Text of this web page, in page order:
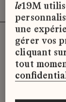
Désolé, il
d’offres
moment.
le19M
une
gérer vos
cliquant
tout